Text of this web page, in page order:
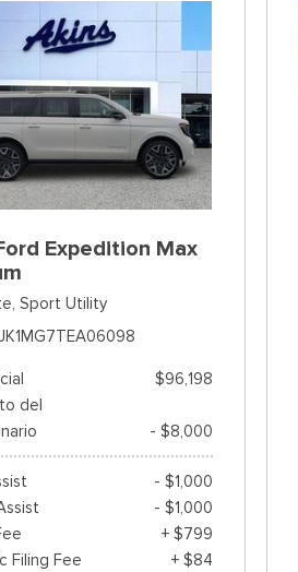
Expedition Max
Sport Utility
$96,198
del
- $8,000
- $1,000
- $1,000
+ $799
Filing Fee
+ $84